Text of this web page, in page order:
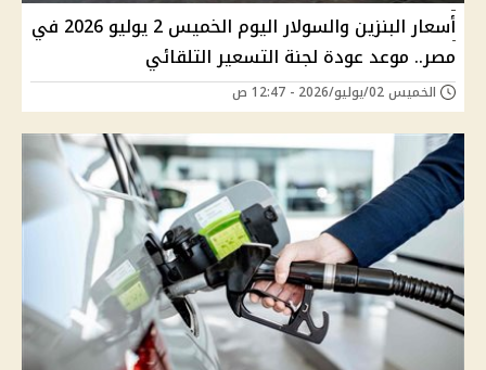
أسعار البنزين والسولار اليوم الخميس 2 يوليو 2026 في
مصر.. موعد عودة لجنة التسعير التلقائي
الخميس 02/يوليو/2026 - 12:47 ص